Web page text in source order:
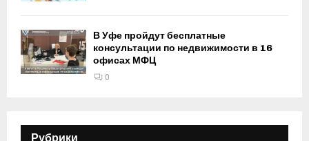
В Уфе пройдут бесплатные
консультации по недвижимости в 16
офисах МФЦ
0
Рубрики